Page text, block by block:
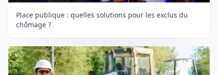
Place publique : quelles solutions pour les exclus du
chômage ?